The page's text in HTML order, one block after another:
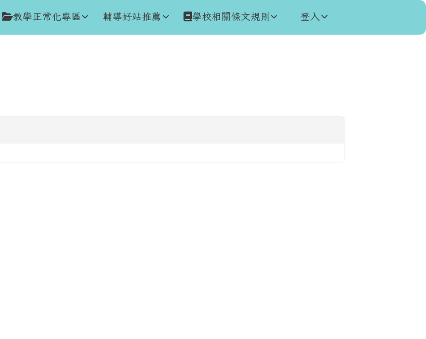
教學正常化專區 輔導好站推薦 學校相關條文規則 登入